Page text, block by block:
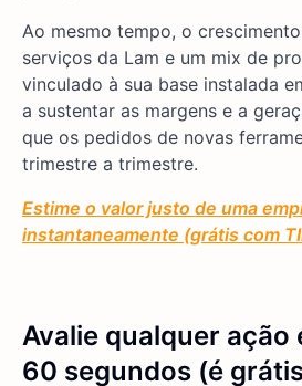
Ao mesmo tempo, o
serviços da Lam e um mix de
vinculado à sua base instalada
a sustentar as margens e a
que os pedidos de novas
trimestre a trimestre.
Estime o valor justo de uma
instantaneamente (grátis com
Avalie qualquer ação
60 segundos (é